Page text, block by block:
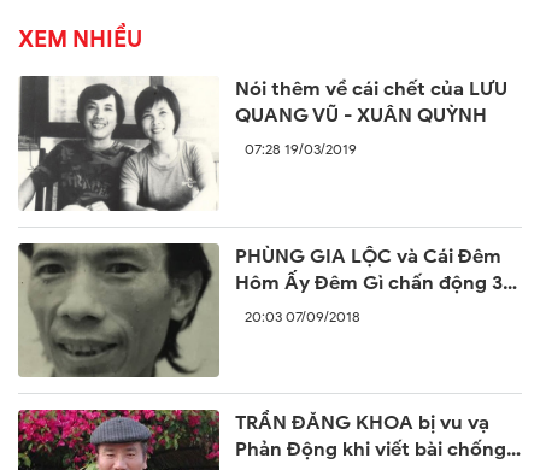
XEM NHIỀU
Nói thêm về cái chết của LƯU
QUANG VŨ - XUÂN QUỲNH
07:28 19/03/2019
PHÙNG GIA LỘC và Cái Đêm
Hôm Ấy Đêm Gì chấn động 30
năm trước
20:03 07/09/2018
TRẦN ĐĂNG KHOA bị vu vạ
Phản Động khi viết bài chống